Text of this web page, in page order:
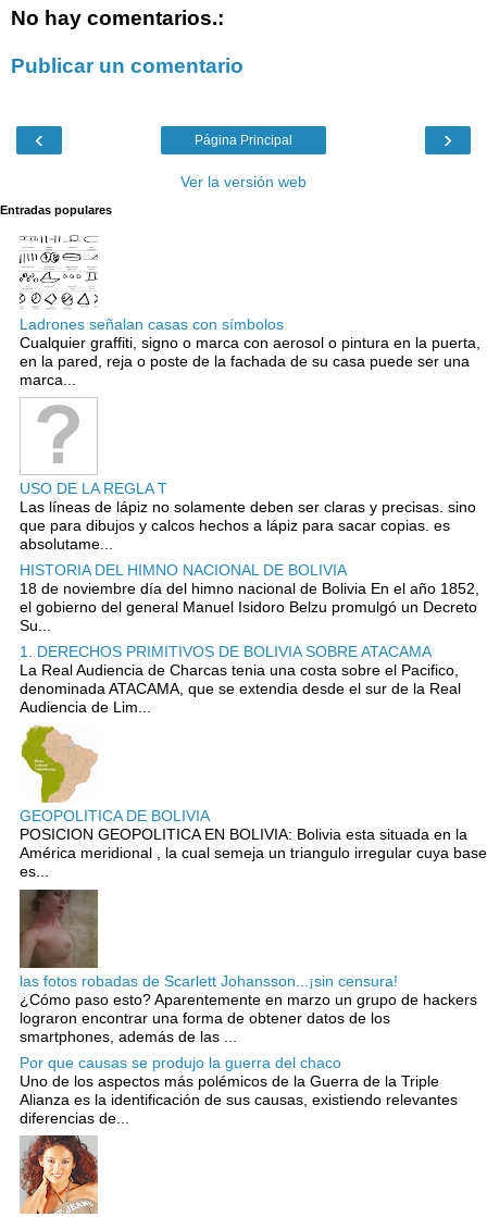
No hay comentarios.:
Publicar un comentario
‹ ›
Página Principal
Ver la versión web
Entradas populares
Ladrones señalan casas con símbolos
Cualquier graffiti, signo o marca con aerosol o pintura en la puerta,
en la pared, reja o poste de la fachada de su casa puede ser una
marca...
USO DE LA REGLA T
Las líneas de lápiz no solamente deben ser claras y precisas. sino
que para dibujos y calcos hechos a lápiz para sacar copias. es
absolutame...
HISTORIA DEL HIMNO NACIONAL DE BOLIVIA
18 de noviembre día del himno nacional de Bolivia En el año 1852,
el gobierno del general Manuel Isidoro Belzu promulgó un Decreto
Su...
1. DERECHOS PRIMITIVOS DE BOLIVIA SOBRE ATACAMA
La Real Audiencia de Charcas tenia una costa sobre el Pacifico,
denominada ATACAMA, que se extendia desde el sur de la Real
Audiencia de Lim...
GEOPOLITICA DE BOLIVIA
POSICION GEOPOLITICA EN BOLIVIA: Bolivia esta situada en la
América meridional , la cual semeja un triangulo irregular cuya base
es...
las fotos robadas de Scarlett Johansson...¡sin censura!
¿Cómo paso esto? Aparentemente en marzo un grupo de hackers
lograron encontrar una forma de obtener datos de los
smartphones, además de las ...
Por que causas se produjo la guerra del chaco
Uno de los aspectos más polémicos de la Guerra de la Triple
Alianza es la identificación de sus causas, existiendo relevantes
diferencias de...